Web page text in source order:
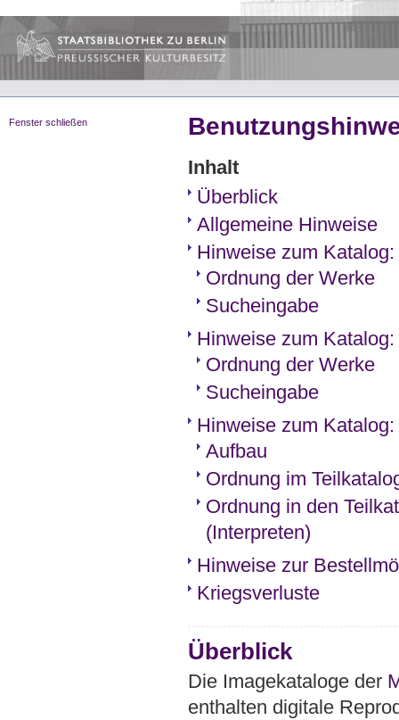
Fenster schließen
Inhalt
Überblick
Allgemeine Hinweise
Hinweise zum
Ordnung der Werke
Sucheingabe
Hinweise zum
Ordnung der Werke
Sucheingabe
Hinweise zum Katalog:
Aufbau
Ordnung im
Ordnung in den
(Interpreten)
Hinweise zur
Kriegsverluste
Überblick
Die Imagekataloge der
enthalten digitale